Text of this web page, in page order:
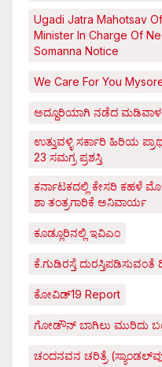
Ugadi Jatra Mahotsav
Minister In Charge Of
Somanna Notice
We Care For You
ಅದ್ದೂರಿಯಾಗಿ ನಡೆದ
ಉತ್ತುವಳ್ಳಿ ಸರ್ಕಾರಿ ಹಿರಿಯ
23 ಸಮಗ್ರ ಪ್ರಶಸ್ತಿ
ಕರ್ನಾಟಕದಲ್ಲಿ ಕೇಸರಿ ಕಹಳೆ
ಶಾ ತಂತ್ರಗಾರಿಕೆ ಅನಿವಾರ್ಯ
ಕೂಡ್ಲೂರಿನಲ್ಲಿ ಇವಿಎಂ
ಕೆ.ಗುಡಿರಸ್ತೆ
ಕೋವಿಡ್‌19 Report
ಗೋಡೌನ್ ಬಾಗಿಲು ಮುರಿದು
ಚಂದನವನ ಚರಿತ್ರೆ